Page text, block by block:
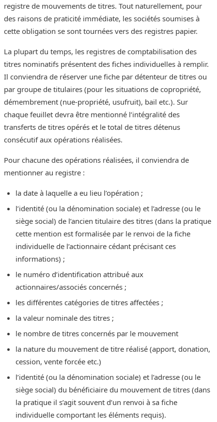
registre de mouvements de titres. Tout naturellement, pour
des raisons de praticité immédiate, les sociétés soumises à
cette obligation se sont tournées vers des registres papier.
La plupart du temps, les registres de comptabilisation des
titres nominatifs présentent des fiches individuelles à remplir.
Il conviendra de réserver une fiche par détenteur de titres ou
par groupe de titulaires (pour les situations de copropriété,
démembrement (nue-propriété, usufruit), bail etc.). Sur
chaque feuillet devra être mentionné l’intégralité des
transferts de titres opérés et le total de titres détenus
consécutif aux opérations réalisées.
Pour chacune des opérations réalisées, il conviendra de
mentionner au registre :
la date à laquelle a eu lieu l’opération ;
l’identité (ou la dénomination sociale) et l’adresse (ou le
siège social) de l’ancien titulaire des titres (dans la pratique
cette mention est formalisée par le renvoi de la fiche
individuelle de l’actionnaire cédant précisant ces
informations) ;
le numéro d’identification attribué aux
actionnaires/associés concernés ;
les différentes catégories de titres affectées ;
la valeur nominale des titres ;
le nombre de titres concernés par le mouvement
la nature du mouvement de titre réalisé (apport, donation,
cession, vente forcée etc.)
l’identité (ou la dénomination sociale) et l’adresse (ou le
siège social) du bénéficiaire du mouvement de titres (dans
la pratique il s’agit souvent d’un renvoi à sa fiche
individuelle comportant les éléments requis).